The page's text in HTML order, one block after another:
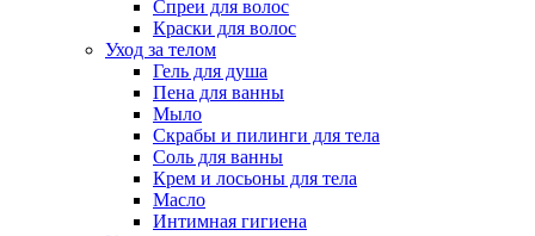
Спреи для волос
Краски для волос
Уход за телом
Гель для душа
Пена для ванны
Мыло
Скрабы и пилинги для тела
Соль для ванны
Крем и лосьоны для тела
Масло
Интимная гигиена